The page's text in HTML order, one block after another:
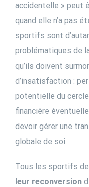
accidentelle » peut
quand elle n’a pas
sportifs sont
problématiques de
qu’ils doivent
d’insatisfaction :
potentielle du
financière
devoir gérer une
globale de soi.
Tous les sportifs
leur reconversion